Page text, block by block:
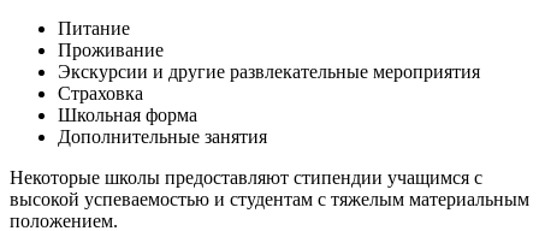
Питание
Проживание
Экскурсии и другие развлекательные мероприятия
Страховка
Школьная форма
Дополнительные занятия
Некоторые школы предоставляют стипендии учащимся с
высокой успеваемостью и студентам с тяжелым материальным
положением.